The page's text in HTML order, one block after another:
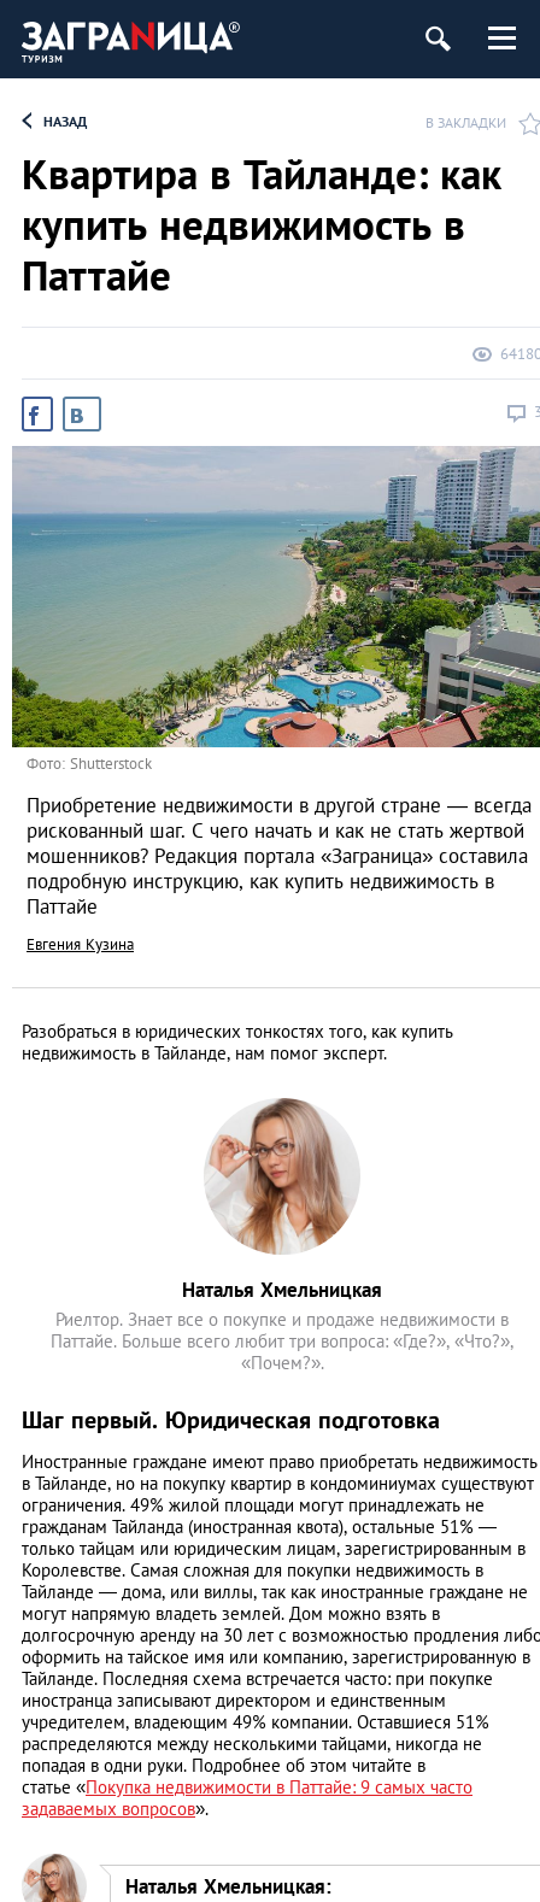
НАЗАД В ЗАКЛАДКИ
Квартира в Тайланде: как
купить недвижимость в
Паттайе
Фото: Shutterstock
Приобретение недвижимости в другой стране — всегда
рискованный шаг. С чего начать и как не стать жертвой
мошенников? Редакция портала «Заграница» составила
подробную инструкцию, как купить недвижимость в
Паттайе
Евгения Кузина
Разобраться в юридических тонкостях того, как купить
недвижимость в Тайланде, нам помог эксперт.
Наталья Хмельницкая
Риелтор. Знает все о покупке и продаже недвижимости в
Паттайе. Больше всего любит три вопроса: «Где?», «Что?»,
«Почем?».
Шаг первый. Юридическая подготовка
Иностранные граждане имеют право приобретать недвижимость
в Тайланде, но на покупку квартир в кондоминиумах существуют
ограничения. 49% жилой площади могут принадлежать не
гражданам Тайланда (иностранная квота), остальные 51% —
только тайцам или юридическим лицам, зарегистрированным в
Королевстве. Самая сложная для покупки недвижимость в
Тайланде — дома, или виллы, так как иностранные граждане не
могут напрямую владеть землей. Дом можно взять в
долгосрочную аренду на 30 лет с возможностью продления
оформить на тайское имя или компанию, зарегистрированную в
Тайланде. Последняя схема встречается часто: при покупке
иностранца записывают директором и единственным
учредителем, владеющим 49% компании. Оставшиеся 51%
распределяются между несколькими тайцами, никогда не
попадая в одни руки. Подробнее об этом читайте в
статье «Покупка недвижимости в Паттайе: 9 самых часто
задаваемых вопросов».
Наталья Хмельницкая: